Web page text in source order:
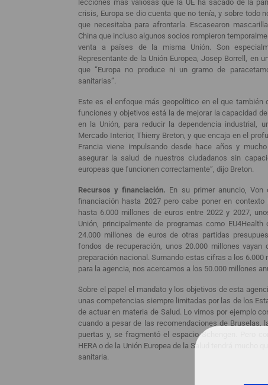
lecciones más valiosas que la UE ha sacado de la
crisis, Europa se dio cuenta que no tenía, y sobre todo
que necesitaba para afrontarla. Escasearon
China que incluso algunos socios rompieron
venta a países de la misma Unión. Son
Representante de la Unión Europea, Josep Borrell, en
que “Europa no produce ni un gramo de
sanitarias”.
Este es el enfoque más geopolítico en el que también
funciones y objetivos está la de mejorar la capacidad
en la Unión, para reducir la dependencia industrial,
Mercado Interior, Thierry Breton, y que encaja en el
Francia viene impulsando desde hace años y
asegurar la salud de nuestros ciudadanos sin
europeas que funcionen correctamente”, dijo Breton.
Recursos y financiación. En su primer anuncio, Von
financiación hasta 2027 pero cabe poner en
hasta 6.000 millones de euros entre 2022 y 2027,
Unión, principalmente de programas como
24.000 millones de euros de otras partidas
fondos de recuperación, unos 20.000 millones
preparación nacional. Sumando estas cifras a los
para la agencia, nos acercamos a los 50.000 millones
Sobre el papel el mandato y los objetivos de esta
unas competencias siempre limitadas por las de los
de actuar en materia de Salud. Lo vimos por ejemplo
cuando a pesar de las recomendaciones de Bruselas,
puertas y, se fragmentó el espacio Schengen. Pero
HERA o de la Unión Europea de la Salud tendrá mucho
sanitaria.